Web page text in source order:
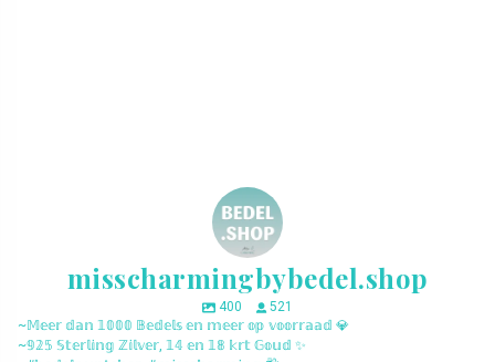
misscharmingbybedel.shop
400
521
~𝕄𝕖𝕖𝕣 𝕕𝕒𝕟 𝟙𝟘𝟘𝟘 𝔹𝕖𝕕𝕖𝕝𝕤 𝕖𝕟 𝕞𝕖𝕖𝕣 𝕠𝕡 𝕧𝕠𝕠𝕣𝕣𝕒𝕒𝕕 💎
~𝟡𝟚𝟝 𝕊𝕥𝕖𝕣𝕝𝕚𝕟𝕘 ℤ𝕚𝕝𝕧𝕖𝕣, 𝟙𝟜 𝕖𝕟 𝟙𝟠 𝕜𝕣𝕥 𝔾𝕠𝕦𝕕 ✨